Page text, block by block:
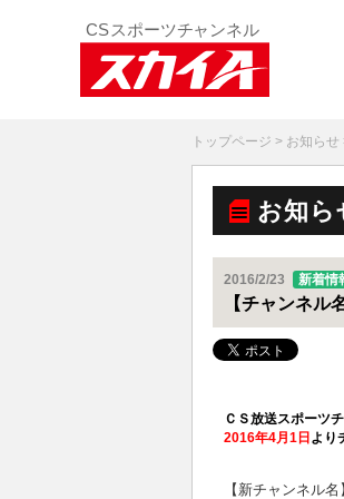
トップページ > お知らせ
お知ら
2016/2/23 新着情
【チャンネル
ＣＳ放送スポーツ
2016年4月1日 より
【新チャンネル名